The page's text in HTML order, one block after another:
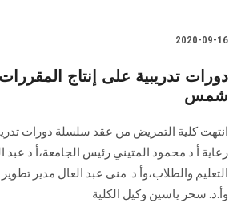
2020-09-16
دورات تدريبية على إنتاج
شمس
انتهت كلية التمريض من عقد سلسلة دورات
رعاية أ.د.محمود المتيني رئيس
التعليم والطلاب،وأ.د. منى عبد العال مدير
وأ.د. سحر ياسين وكيل الكلية